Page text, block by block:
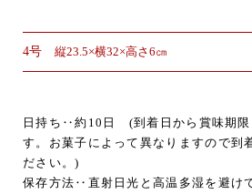
4号 縦23.5×横32×高さ6㎝
日持ち‥約10日 (到着日から賞味期
す。お菓子によって異なりますので到
ださい。)
保存方法‥直射日光と高温多湿を避け